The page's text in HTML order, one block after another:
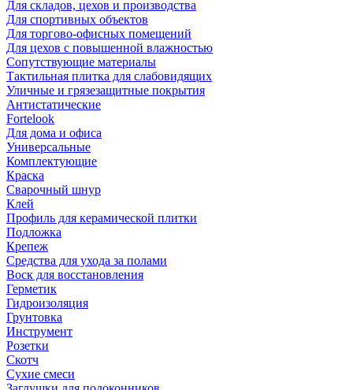
Для складов, цехов и производства
Для спортивных объектов
Для торгово-офисных помещений
Для цехов с повышенной влажностью
Сопутствующие материалы
Тактильная плитка для слабовидящих
Уличные и грязезащитные покрытия
Антистатические
Fortelook
Для дома и офиса
Универсальные
Комплектующие
Краска
Сварочный шнур
Клей
Профиль для керамической плитки
Подложка
Крепеж
Средства для ухода за полами
Воск для восстановления
Герметик
Гидроизоляция
Грунтовка
Инструмент
Розетки
Скотч
Сухие смеси